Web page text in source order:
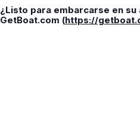
¿Listo para embarcarse en
GetBoat.com (https://